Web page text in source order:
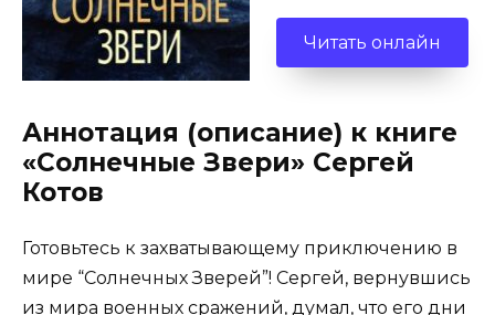
Читать онлайн
Аннотация (описание) к книге
«Солнечные Звери» Сергей
Котов
Готовьтесь к захватывающему приключению в
мире “Солнечных Зверей”! Сергей, вернувшись
из мира военных сражений, думал, что его дни